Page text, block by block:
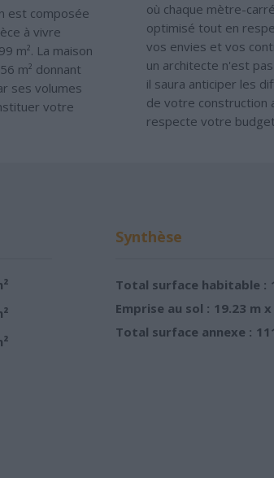
est composée
à vivre
m². La maison
m² donnant
ses volumes
votre
où chaque mètre-
optimisé tout en
vos envies et vos
un architecte n'est
il saura anticiper les
de votre construction
respecte votre budget
Synthèse
Total surface habitable :
Emprise au sol : 19.23 m
Total surface annexe :